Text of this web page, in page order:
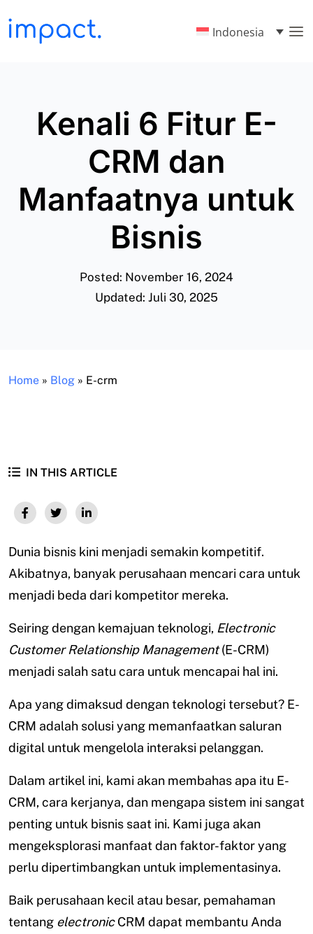
Indonesia
Kenali 6 Fitur E-
CRM dan
Manfaatnya untuk
Bisnis
Posted: November 16, 2024
Updated: Juli 30, 2025
Home » Blog » E-crm
IN THIS ARTICLE
Dunia bisnis kini menjadi semakin kompetitif.
Akibatnya, banyak perusahaan mencari cara untuk
menjadi beda dari kompetitor mereka.
Seiring dengan kemajuan teknologi, Electronic
Customer Relationship Management(E-CRM)
menjadi salah satu cara untuk mencapai hal ini.
Apa yang dimaksud dengan teknologi tersebut? E-
CRM adalah solusi yang memanfaatkan saluran
digital untuk mengelola interaksi pelanggan.
Dalam artikel ini, kami akan membahas apa itu E-
CRM, cara kerjanya, dan mengapa sistem ini sangat
penting untuk bisnis saat ini. Kami juga akan
mengeksplorasi manfaat dan faktor-faktor yang
perlu dipertimbangkan untuk implementasinya.
Baik perusahaan kecil atau besar, pemahaman
tentang electronicCRM dapat membantu Anda